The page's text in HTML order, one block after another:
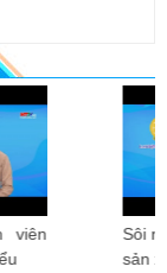
lao động